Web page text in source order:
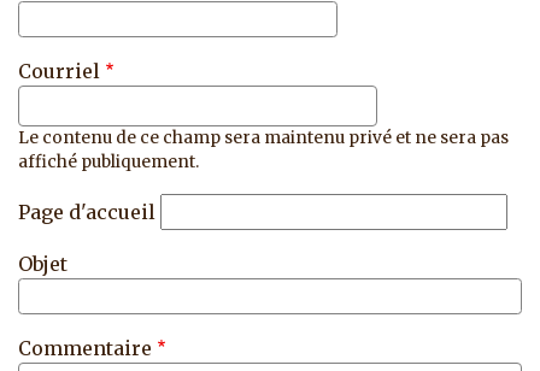
Courriel
Le contenu de ce champ sera maintenu privé et ne sera pas
affiché publiquement.
Page d'accueil
Objet
Commentaire